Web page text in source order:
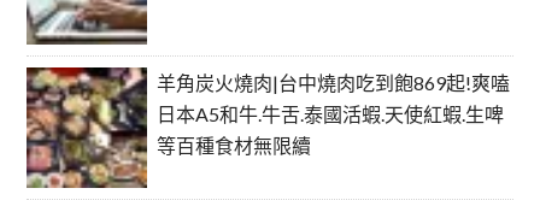
羊角炭火燒肉|台中燒肉吃到飽869起!爽嗑
日本A5和牛.牛舌.泰國活蝦.天使紅蝦.生啤
等百種食材無限續